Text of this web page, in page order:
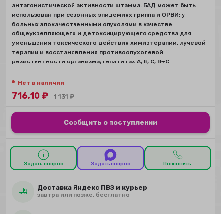
антагонистической активности штамма. БАД может быть
использован при сезонных эпидемиях гриппа и ОРВИ; у
больных злокачественными опухолями в качестве
общеукрепляющего и детоксицирующего средства для
уменьшения токсического действия химиотерапии, лучевой
терапии и восстановления противоопухолевой
резистентности организма; гепатитах A, B, C, B+C
Нет в наличии
716,10₽ 1 131₽
Сообщить о поступлении
Задать вопрос Задать вопрос Позвонить
Доставка Яндекс ПВЗ и курьер
завтра или позже, бесплатно